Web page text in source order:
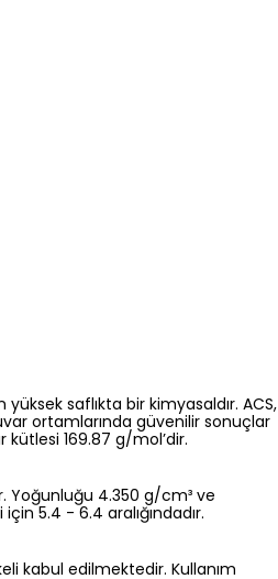
saflıkta bir kimyasaldır. ACS,
ortamlarında güvenilir sonuçlar
169.87 g/mol’dir.
Yoğunluğu 4.350 g/cm³ ve
5.4 - 6.4 aralığındadır.
kabul edilmektedir. Kullanım